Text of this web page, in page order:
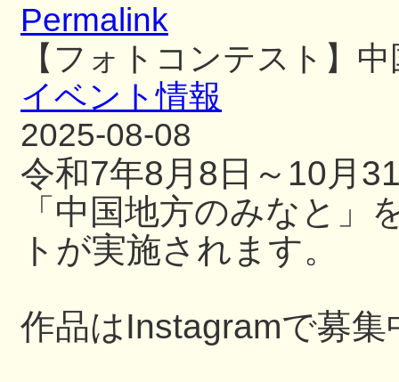
Permalink
【フォトコンテスト】
イベント情報
2025-08-08
令和7年8月8日～10月
「中国地方のみなと
トが実施されます。
作品はInstagramで募集